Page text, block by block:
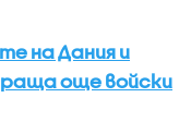
на Дания и
още войски